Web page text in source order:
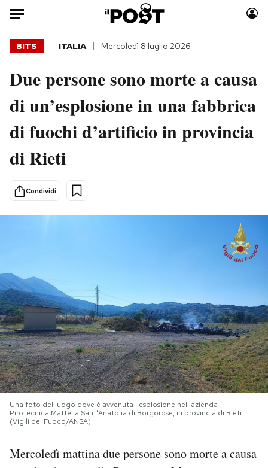
Auto
Italia
Politica
Tecnologia
Scienza
Cultura
Consumismi
PODCAST
NEWSLETTER
I MIEI PREFERITI
SHOP
CALENDARIO
BITS ITALIA Mercoledì 8 luglio 2026
Due persone sono morte a causa
di un’esplosione in una fabbrica
di fuochi d’artificio in provincia
di Rieti
Condividi
Una foto del luogo dove è avvenuta l'esplosione nell'azienda
Pirotecnica Mattei a Sant'Anatolia di Borgorose, in provincia di Rieti
(Vigili del Fuoco/ANSA)
Mercoledì mattina due persone sono morte a causa